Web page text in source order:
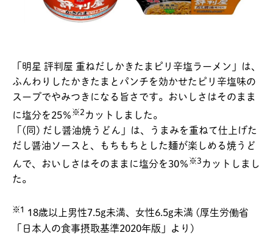
「明星 評判屋 重ねだしかきたまピリ辛塩ラーメン」は、
ふんわりしたかきたまとパンチを効かせたピリ辛塩味の
スープでやみつきになる旨さです。おいしさはそのまま
に塩分を25％ ※2 カットしました。
「(同) だし醤油焼うどん」は、うまみを重ねて仕上げた
だし醤油ソースと、もちもちとした麺が楽しめる焼うど
んで、おいしさはそのままに塩分を30％ ※3 カットしまし
た。
※1 18歳以上男性7.5g未満、女性6.5g未満 (厚生労働省
「日本人の食事摂取基準2020年版」より)